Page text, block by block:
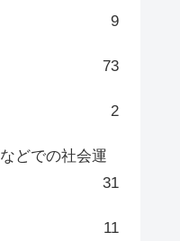
9
73
2
どでの社会運
31
11